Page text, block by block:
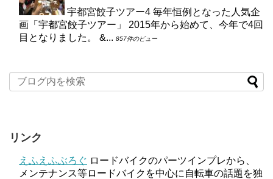
宇都宮餃子ツアー4 毎年恒例となった人気企
画「宇都宮餃子ツアー」 2015年から始めて、今年で4回
目となりました。 &... 857件のビュー
リンク
えふえふぶろぐ ロードバイクのパーツインプレから、
メンテナンス等ロードバイクを中心に自転車の話題を独